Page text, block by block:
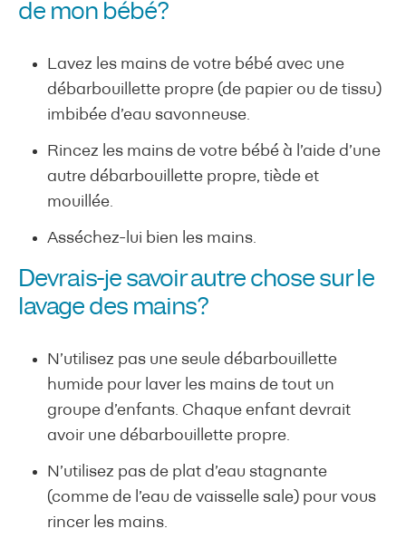
de mon bébé?
Lavez les mains de votre bébé avec une
débarbouillette propre (de papier ou de tissu)
imbibée d’eau savonneuse.
Rincez les mains de votre bébé à l’aide d’une
autre débarbouillette propre, tiède et
mouillée.
Asséchez-lui bien les mains.
Devrais-je savoir autre chose sur le
lavage des mains?
N’utilisez pas une seule débarbouillette
humide pour laver les mains de tout un
groupe d’enfants. Chaque enfant devrait
avoir une débarbouillette propre.
N’utilisez pas de plat d’eau stagnante
(comme de l’eau de vaisselle sale) pour vous
rincer les mains.